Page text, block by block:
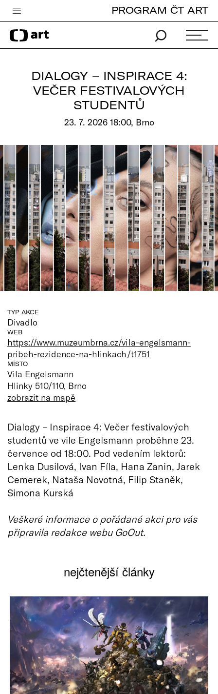
Česká televize
Zpravodajství
iVysílání
edu
Vše o ČT
PROGRAM ČT ART
DIALOGY – INSPIRACE 4:
VEČER FESTIVALOVÝCH
STUDENTŮ
23. 7. 2026 18:00, Brno
TYP AKCE
Divadlo
WEB
https://www.muzeumbrna.cz/vila-engelsmann-
pribeh-rezidence-na-hlinkach/t1751
MÍSTO
Vila Engelsmann
Hlinky 510/110, Brno
zobrazit na mapě
Dialogy – Inspirace 4: Večer festivalových
studentů ve vile Engelsmann proběhne 23.
července od 18:00. Pod vedením lektorů:
Lenka Dusilová, Ivan Fíla, Hana Zanin, Jarek
Cemerek, Nataša Novotná, Filip Staněk,
Simona Kurská
Veškeré informace o pořádané akci pro vás
připravila redakce webu GoOut.
nejčtenější články